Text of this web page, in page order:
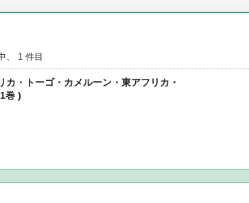
、 1 件目
・トーゴ・カメルーン・東アフリカ・
巻 )